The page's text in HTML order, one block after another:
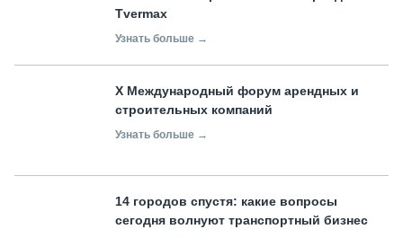
Tvermax
Узнать больше →
X Международный форум арендных и
строительных компаний
Узнать больше →
14 городов спустя: какие вопросы
сегодня волнуют транспортный бизнес